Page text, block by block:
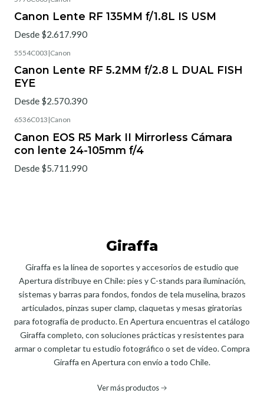
Canon Lente RF 135MM f/1.8L IS USM
Desde $2.617.990
5554C003 |Canon
Canon Lente RF 5.2MM f/2.8 L DUAL FISH
EYE
Desde $2.570.390
6536C013 |Canon
Canon EOS R5 Mark II Mirrorless Cámara
con lente 24-105mm f/4
Desde $5.711.990
Giraffa
Giraffa es la línea de soportes y accesorios de estudio que
Apertura distribuye en Chile: pies y C-stands para iluminación,
sistemas y barras para fondos, fondos de tela muselina, brazos
articulados, pinzas super clamp, claquetas y mesas giratorias
para fotografía de producto. En Apertura encuentras el catálogo
Giraffa completo, con soluciones prácticas y resistentes para
armar o completar tu estudio fotográfico o set de video. Compra
Giraffa en Apertura con envío a todo Chile.
Ver más productos